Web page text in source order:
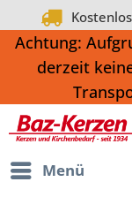
Achtung:
derzeit
Menü